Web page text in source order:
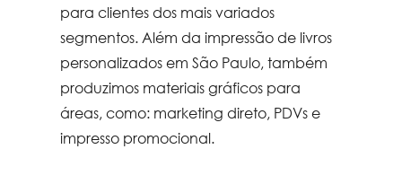
para clientes dos mais variados
segmentos. Além daimpressão de livros
personalizados em São Paulo, também
produzimos materiais gráficos para
áreas, como: marketing direto, PDVs e
impresso promocional.